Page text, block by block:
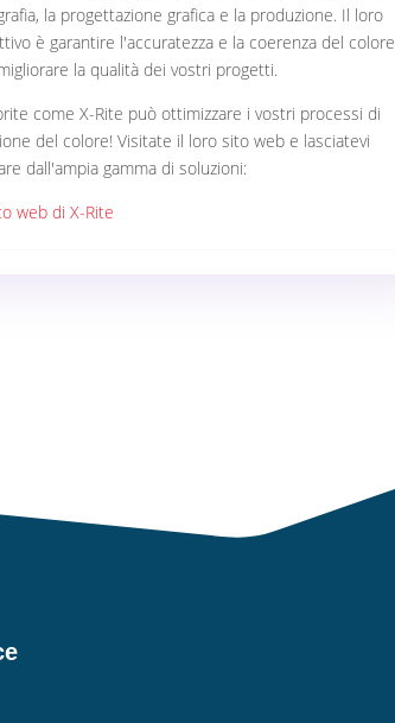
la progettazione grafica e la produzione. Il loro
è garantire l'accuratezza e la coerenza del colore
la qualità dei vostri progetti.
come X-Rite può ottimizzare i vostri processi di
del colore! Visitate il loro sito web e lasciatevi
dall'ampia gamma di soluzioni:
web di X-Rite